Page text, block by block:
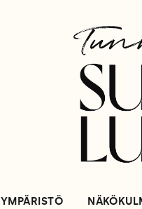
YMPÄRISTÖ